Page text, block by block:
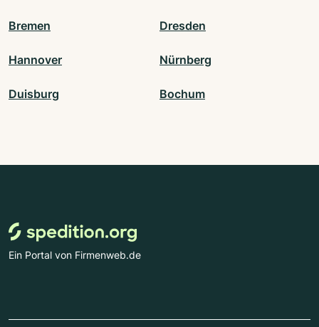
Bremen Dresden
Hannover Nürnberg
Duisburg Bochum
Ein Portal von Firmenweb.de